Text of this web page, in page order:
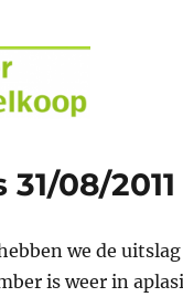
08/2011
we de
is weer in